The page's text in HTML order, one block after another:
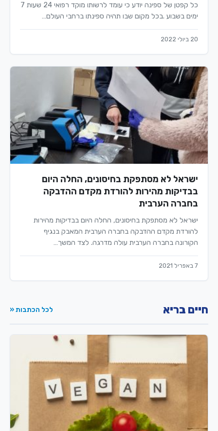
כל קפטן של ספינה יודע כי עומד לרשותו מוקד רפואי 24 שעות 7
ימים בשבוע .בכל מקום שבו תהיה ספינתו ברחבי העולם…
20 ביולי 2022
ישראל לא מסתפקת בחיסונים, החלה היום
בבדיקות מהירות להורדת מקדם ההדבקה
בחברה הערבית
ישראל לא מסתפקת בחיסונים, החלה היום בבדיקות מהירות
להורדת מקדם ההדבקה בחברה הערבית המאבק בנגיף
הקורונה בחברה הערבית עולה מדרגה. לצד המשך…
7 באפריל 2021
חיים בריא לכל הכתבות «